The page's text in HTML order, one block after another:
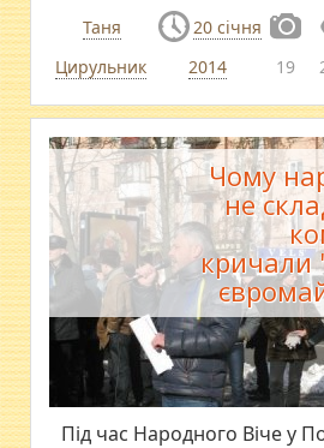
Таня
Цирульник
20 січня
2014
19
Чому
не
кричали
Під час Народного Віче у